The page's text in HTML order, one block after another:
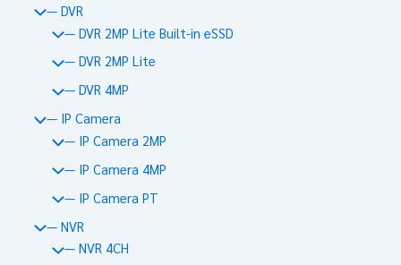
— DVR
— DVR 2MP Lite Built-in eSSD
— DVR 2MP Lite
— DVR 4MP
— IP Camera
— IP Camera 2MP
— IP Camera 4MP
— IP Camera PT
— NVR
— NVR 4CH